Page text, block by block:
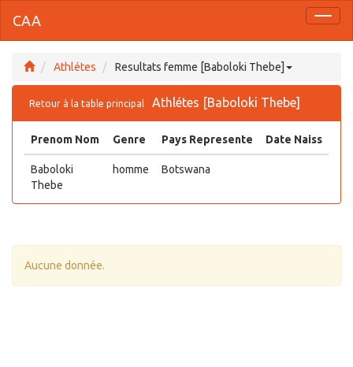
CAA
Athlétes Resultats femme [Baboloki Thebe]
Retour à la table principal Athlétes [Baboloki Thebe]
Prenom Nom Genre Pays Represente Date Naiss
Baboloki
Thebe
homme Botswana
Aucune donnée.